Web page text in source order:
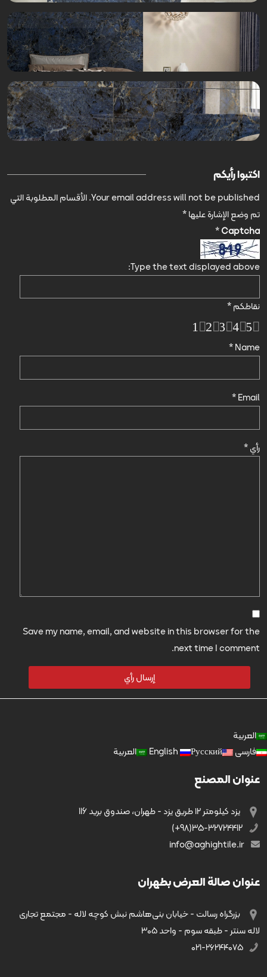
اكتبوا رأيكم
Your email address will not be published. الأقسام المطلوبة التي
تم وضع الإشارة عليها*
رأي*
Name
*
Email
*
Save my name, email, and website in this browser for the
next time I comment.
Captcha
*
Type the text displayed above:
نقاطكم*
5
4
3
2
1
العربية
فارسی
English Русский العربية
عنوان المصنع
يزد کیلومتر ۱۲ طریق يزد - طهران، صندوق بريد 116
عنوان صالة العرض بطهران
بزرگراه رسالت - خیابان بنی‌هاشم نبش کوچه لاله - مجتمع تجاری
لاله سنتر - طبقه سوم - واحد ۳۰۵
۰۲۱-۲۶۲۴۴۰۷۵